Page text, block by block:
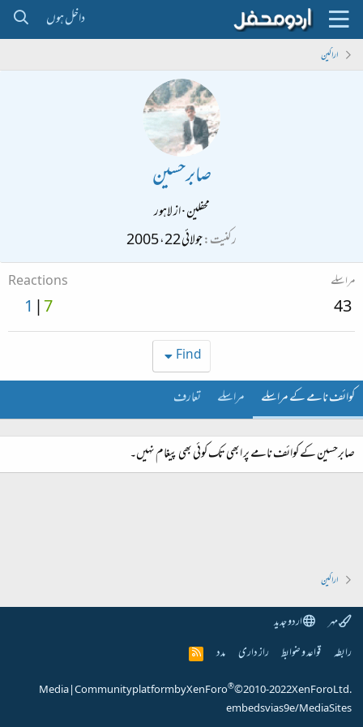
داخل ہوں
اراکین
صابرحسین
محفلین·ازلاہور
رکنیت جولائی 22، 2005
مراسلے
43
Reactions
7
1
Find
کوائف نامے کے مراسلے مراسلے تعارف
صابرحسین کے کوائف نامے پر ابھی تک کوئی بھی پیغام نہیں۔
اراکین
مہر
اردو جدید
رابطہ قواعد و ضوابط راز داری مدد
R
S
Community platform by XenForo®© 2010-2022 XenForo Ltd.
|
Media
embeds via s9e/MediaSites